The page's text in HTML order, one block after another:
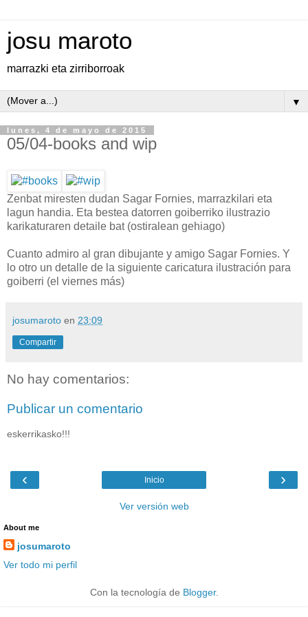
josu maroto
marrazki eta zirriborroak
▼
lunes, 4 de mayo de 2015
05/04-books and wip
Zenbat miresten dudan Sagar Fornies, marrazkilari eta
lagun handia. Eta bestea datorren goiberriko ilustrazio
karikaturaren detaile bat (ostiralean gehiago)
Cuanto admiro al gran dibujante y amigo Sagar Fornies. Y
lo otro un detalle de la siguiente caricatura ilustración para
goiberri (el viernes más)
josumaroto en 23:09
Compartir
No hay comentarios:
Publicar un comentario
eskerrikasko!!!
‹ ›
Inicio
Ver versión web
About me
josumaroto
Ver todo mi perfil
Con la tecnología de Blogger.